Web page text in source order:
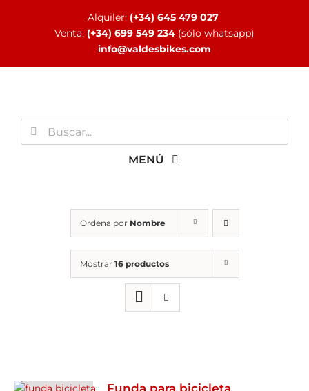
Alquiler: (+34) 645 479 027
Venta: (+34) 699 549 234 (sólo whatsapp)
info@valdesbikes.com
Buscar:
MENÚ
ALQUILER DE BICICLETAS
Ordena por Nombre
Mostrar 16 productos